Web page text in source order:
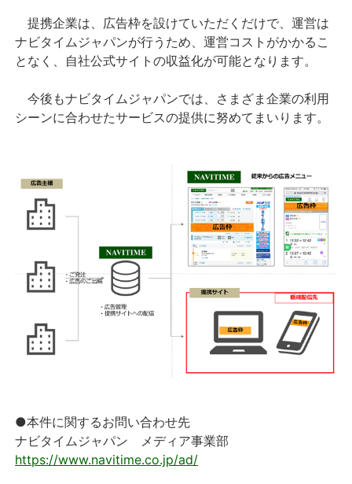
提携企業は、広告枠を設けていただくだけで、運営は
ナビタイムジャパンが行うため、運営コストがかかるこ
となく、自社公式サイトの収益化が可能となります。
今後もナビタイムジャパンでは、さまざま企業の利用
シーンに合わせたサービスの提供に努めてまいります。
●本件に関するお問い合わせ先
ナビタイムジャパン メディア事業部
https://www.navitime.co.jp/ad/